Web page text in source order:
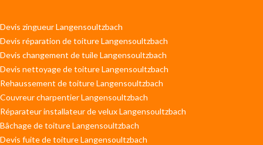
Devis zingueur Langensoultzbach
Devis réparation de toiture Langensoultzbach
Devis changement de tuile Langensoultzbach
Devis nettoyage de toiture Langensoultzbach
Rehaussement de toiture Langensoultzbach
Couvreur charpentier Langensoultzbach
Réparateur installateur de velux Langensoultzbach
Bâchage de toiture Langensoultzbach
Devis fuite de toiture Langensoultzbach